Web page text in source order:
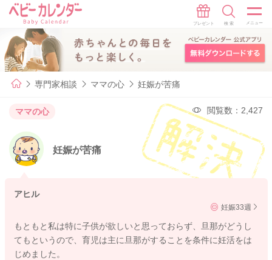
専門家相談 ママの心 妊娠が苦痛
ママの心 閲覧数：2,427
妊娠が苦痛
アヒル
妊娠33週
もともと私は特に子供が欲しいと思っておらず、旦那がどうし
てもというので、育児は主に旦那がすることを条件に妊活をは
じめました。